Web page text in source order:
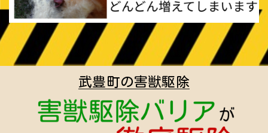
武豊町の害獣駆除